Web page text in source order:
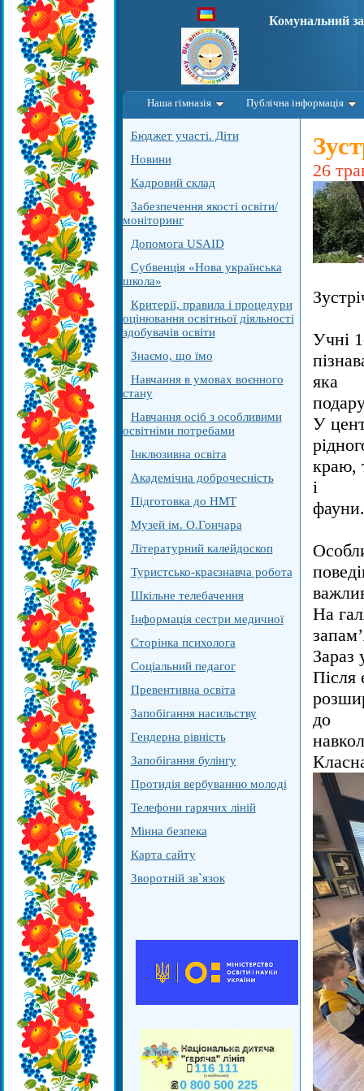
Комунальний
Наша гімназія Публічна інформація
Бюджет участі. Діти
Новини
Кадровий склад
Забезпечення якості освіти/
моніторинг
Допомога USAID
Субвенція «Нова українська
школа»
Критерії, правила і процедури
оцінювання освітньої діяльності
здобувачів освіти
Знаємо, що їмо
Навчання в умовах воєнного
стану
Навчання осіб з особливими
освітніми потребами
Інклюзивна освіта
Академічна доброчесність
Підготовка до НМТ
Музей ім. О.Гончара
Літературний калейдоскоп
Туристсько-краєзнавча робота
Шкільне телебачення
Інформація сестри медичної
Сторінка психолога
Соціальний педагог
Превентивна освіта
Запобігання насильству
Гендерна рівність
Запобігання булінгу
Протидія вербуванню молоді
Телефони гарячих ліній
Мінна безпека
Карта сайту
Зворотній зв`язок
26
Учні
яка
У
краю,
і
На
Зараз
Після
до